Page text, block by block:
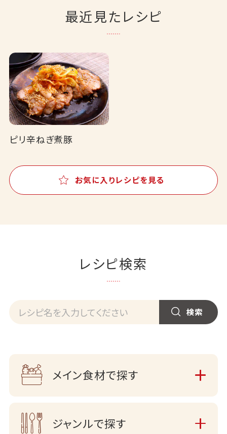
最近見たレシピ
ピリ辛ねぎ煮豚
お気に入りレシピを見る
レシピ検索
メイン食材で探す
ジャンルで探す